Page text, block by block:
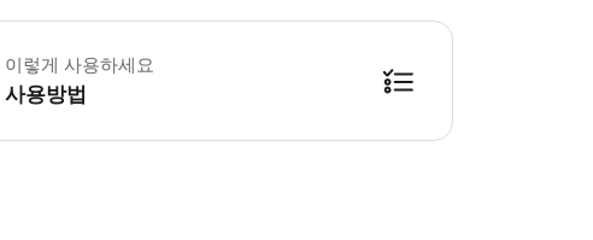
이렇게 사용하세요
사용방법